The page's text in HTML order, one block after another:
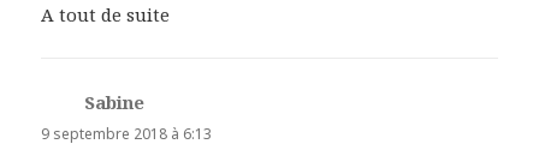
A tout de suite
Sabine
9 septembre 2018 à 6:13